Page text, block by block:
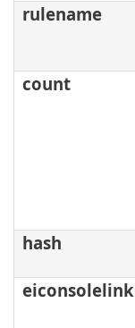
rulename
count
hash
eiconsolelink